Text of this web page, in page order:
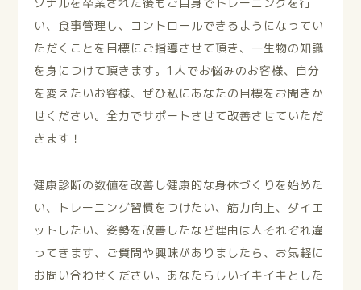
い、食事管理し、コントロールできるようになってい
ただくことを目標にご指導させて頂き、一生物の知識
を身につけて頂きます。1人でお悩みのお客様、自分
を変えたいお客様、ぜひ私にあなたの目標をお聞きか
せください。全力でサポートさせて改善させていただ
きます！
健康診断の数値を改善し健康的な身体づくりを始めた
い、トレーニング習慣をつけたい、筋力向上、ダイエ
ットしたい、姿勢を改善したなど理由は人それぞれ違
ってきます、ご質問や興味がありましたら、お気軽に
お問い合わせください。あなたらしいイキイキとした